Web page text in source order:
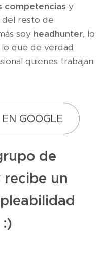
competencias y
del resto de
soy headhunter, lo
que de verdad
quienes trabajan
GOOGLE
de
un